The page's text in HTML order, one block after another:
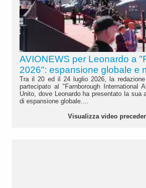
AVIONEWS per Leonardo a
2026": espansione globale e
Tra il 20 ed il 24 luglio 2026, la
partecipato al "Farnborough International
Unito, dove Leonardo ha presentato la sua
di espansione globale....
Visualizza video